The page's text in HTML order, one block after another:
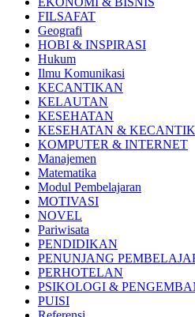
FILSAFAT
Geografi
HOBI & INSPIRASI
Hukum
Ilmu Komunikasi
KECANTIKAN
KELAUTAN
KESEHATAN
KESEHATAN &
KOMPUTER & INTERNET
Manajemen
Matematika
Modul Pembelajaran
MOTIVASI
NOVEL
Pariwisata
PENDIDIKAN
PENUNJANG
PERHOTELAN
PSIKOLOGI &
PUISI